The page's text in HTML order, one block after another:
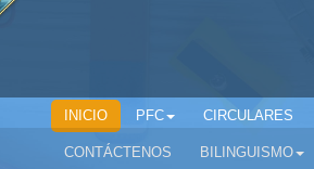
INICIO PFC CIRCULARES
CONTÁCTENOS BILINGUISMO